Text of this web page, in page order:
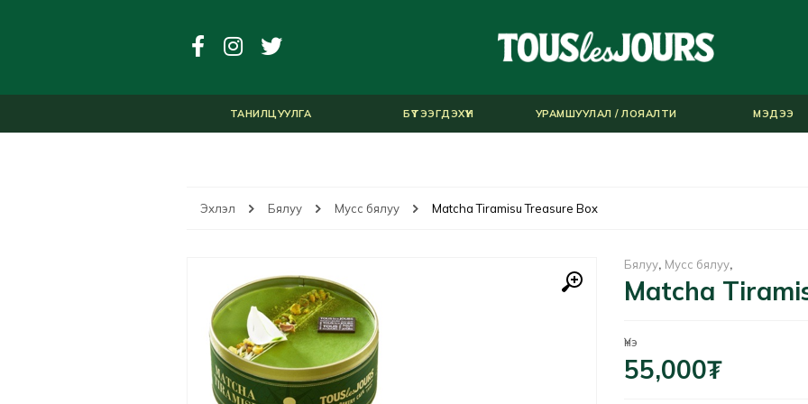
ТАНИЛЦУУЛГА БҮТЭЭГДЭХҮҮН УРАМШУУЛАЛ / ЛОЯАЛТИ МЭДЭЭ
Эхлэл Бялуу Мусс бялуу Matcha Tiramisu Treasure Box
Бялуу, Мусс бялуу,
Matcha
Үнэ
55,000₮